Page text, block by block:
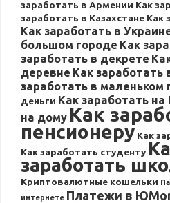
заработать в Армении Как
заработать в Казахстане Как
Как заработать в
большом городе Как
заработать в декрете
деревне Как заработать
заработать в маленьком
деньги Как заработать на
на дому Как
пенсионеру Как
Как заработать студенту
заработать
Криптовалютные кошельки
интернете Платежи в